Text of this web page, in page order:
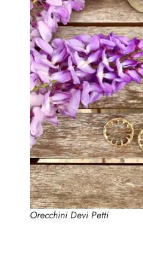
Orecchini Devi Petti